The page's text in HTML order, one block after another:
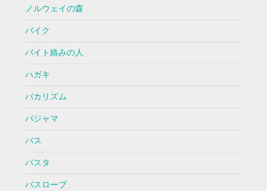
ノルウェイの森
バイク
バイト絡みの人
ハガキ
バカリズム
パジャマ
バス
パスタ
バスローブ